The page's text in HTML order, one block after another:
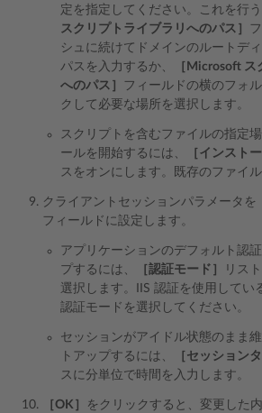
定を指定してください。これを行う
スクリプトライブラリへのパス］
シュに続けてドメインのルートデ
パスを入力するか、
［Microsoft ス
へのパス］ フィールドの横のフォ
クして必要な場所を選択します。
スクリプトを含むファイルの指定
ールを開始するには、
［インストー
スをオンにします。既存のファイ
クライアントセッションパラメータを
フィールドに設定します。
アプリケーションのデフォルト認
プするには、
［認証モード］
リス
選択します。IIS 認証を使用してい
認証モードを選択してください。
セッションがアイドル状態のまま
トアップするには、
［セッション
スに分単位で時間を入力します。
［OK］
をクリックすると、変更した